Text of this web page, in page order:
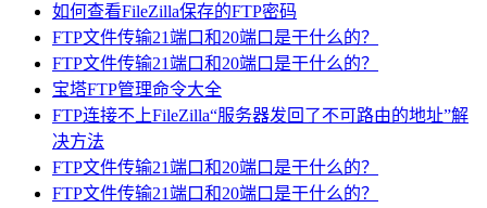
如何查看FileZilla保存的FTP密码
FTP文件传输21端口和20端口是干什么的？
FTP文件传输21端口和20端口是干什么的？
宝塔FTP管理命令大全
FTP连接不上FileZilla“服务器发回了不可路由的地址”解
决方法
FTP文件传输21端口和20端口是干什么的？
FTP文件传输21端口和20端口是干什么的？